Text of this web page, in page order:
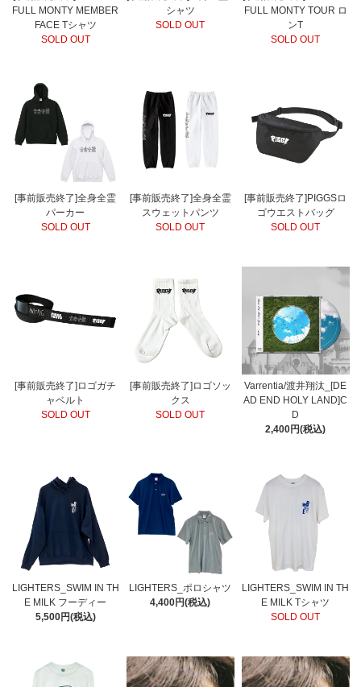
FULL MONTY MEMBER
FACE Tシャツ
SOLD OUT
シャツ
SOLD OUT
FULL MONTY TOUR ロ
ンT
SOLD OUT
[事前販売終了]全身全霊
パーカー
SOLD OUT
[事前販売終了]全身全霊
スウェットパンツ
SOLD OUT
[事前販売終了]PIGGSロ
ゴウエストバッグ
SOLD OUT
[事前販売終了]ロゴガチ
ャベルト
SOLD OUT
[事前販売終了]ロゴソッ
クス
SOLD OUT
Varrentia/渡井翔汰_[DE
AD END HOLY LAND]C
D
2,400円(税込)
LIGHTERS_SWIM IN TH
E MILK フーディー
5,500円(税込)
LIGHTERS_ポロシャツ
4,400円(税込)
LIGHTERS_SWIM IN TH
E MILK Tシャツ
SOLD OUT